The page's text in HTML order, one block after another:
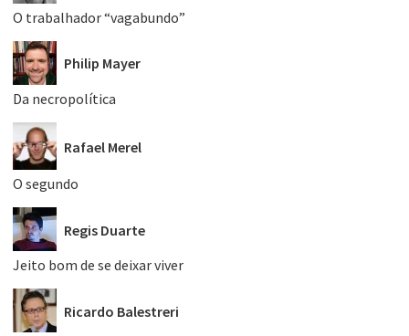
O trabalhador “vagabundo”
Philip Mayer
Da necropolítica
Rafael Merel
O segundo
Regis Duarte
Jeito bom de se deixar viver
Ricardo Balestreri